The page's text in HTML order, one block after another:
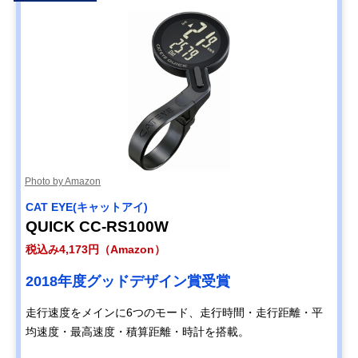
Photo by Amazon
CAT EYE(キャットアイ)
QUICK CC-RS100W
税込み4,173円（Amazon）
2018年度グッドデザイン賞受賞
走行速度をメインに6つのモード、走行時間・走行距離・平
均速度・最高速度・積算距離・時計を搭載。